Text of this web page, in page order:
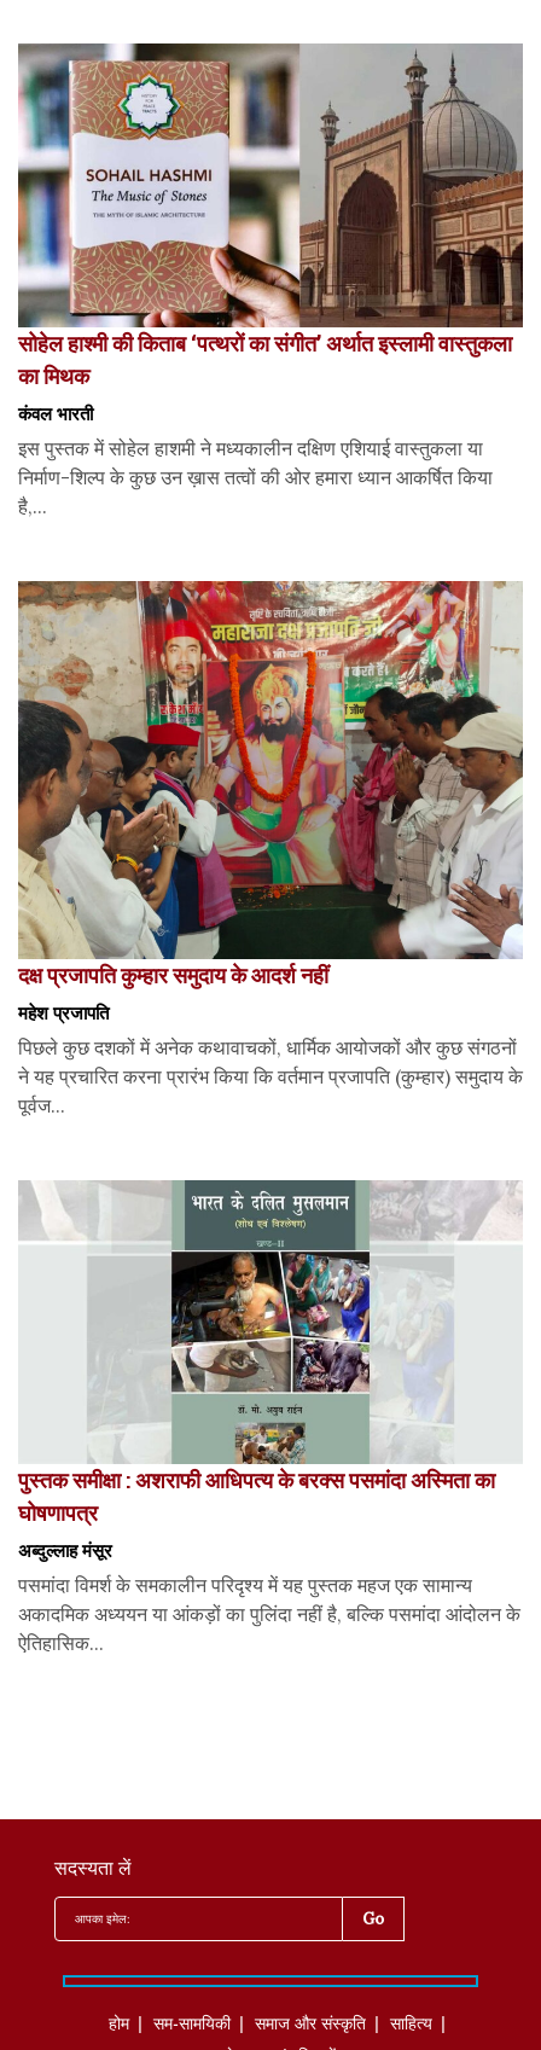
सोहेल हाश्मी की किताब ‘पत्थरों का संगीत’ अर्थात इस्लामी वास्तुकला
का मिथक
कंवल भारती
इस पुस्तक में सोहेल हाशमी ने मध्यकालीन दक्षिण एशियाई वास्तुकला या
निर्माण-शिल्प के कुछ उन ख़ास तत्वों की ओर हमारा ध्यान आकर्षित किया
है,...
दक्ष प्रजापति कुम्हार समुदाय के आदर्श नहीं
महेश प्रजापति
पिछले कुछ दशकों में अनेक कथावाचकों, धार्मिक आयोजकों और कुछ संगठनों
ने यह प्रचारित करना प्रारंभ किया कि वर्तमान प्रजापति (कुम्हार) समुदाय के
पूर्वज...
पुस्तक समीक्षा : अशराफी आधिपत्य के बरक्स पसमांदा अस्मिता का
घोषणापत्र
अब्दुल्लाह मंसूर
पसमांदा विमर्श के समकालीन परिदृश्य में यह पुस्तक महज एक सामान्य
अकादमिक अध्ययन या आंकड़ों का पुलिंदा नहीं है, बल्कि पसमांदा आंदोलन के
ऐतिहासिक...
सदस्यता लें
होम सम-सामयिकी समाज और संस्कृति साहित्‍य